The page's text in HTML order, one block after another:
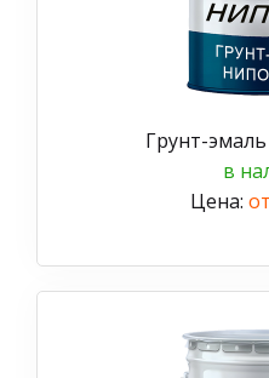
Грунт-
в
Цена: от